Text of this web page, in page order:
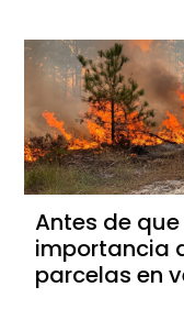
Antes de
importancia
parcelas en